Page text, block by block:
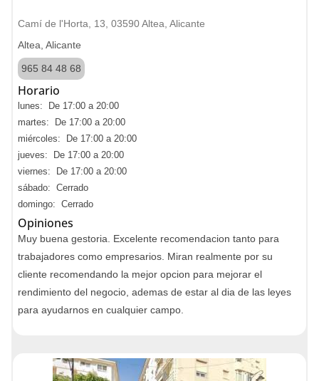
Camí de l'Horta, 13, 03590 Altea, Alicante
Altea, Alicante
965 84 48 68
Horario
lunes: De 17:00 a 20:00
martes: De 17:00 a 20:00
miércoles: De 17:00 a 20:00
jueves: De 17:00 a 20:00
viernes: De 17:00 a 20:00
sábado: Cerrado
domingo: Cerrado
Opiniones
Muy buena gestoria. Excelente recomendacion tanto para
trabajadores como empresarios. Miran realmente por su
cliente recomendando la mejor opcion para mejorar el
rendimiento del negocio, ademas de estar al dia de las leyes
para ayudarnos en cualquier campo.